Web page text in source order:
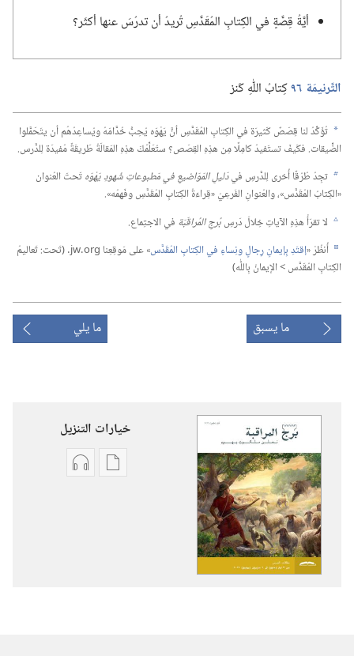
أيَّةُ قِصَّةٍ في الكِتابِ المُقَدَّسِ تُريدُ أن تدرُسَ عنها أكثَر؟‏
التَّرنيمَة ٩٦ كِتابُ اللّٰهِ كَنز
a تُؤَكِّدُ لنا قِصَصٌ كَثيرَة في الكِتابِ المُقَدَّسِ أنَّ يَهْوَه يُحِبُّ خُدَّامَهُ ويُساعِدُهُم أن يتَحَمَّلوا
الضِّيقات.‏ فكَيفَ تستَفيدُ كامِلًا مِن هذِهِ القِصَص؟‏ ستُعَلِّمُكَ هذِهِ المَقالَةُ طَريقَةً مُفيدَة لِلدَّرس.‏
b تجِدُ طُرُقًا أُخرى لِلدَّرسِ فيدَليلِ المَوَاضيعِ في مَطبوعاتِ شُهودِ يَهْوَهتَحتَ العُنوان
«الكِتابُ المُقَدَّس»،‏ والعُنوانِ الفَرعِيّ «‏قِراءَةُ الكِتابِ المُقَدَّسِ وفَهمُه‏».‏
c لا تقرَأْ هذِهِ الآياتِ خِلالَ دَرسِبُرجِ المُراقَبَة في الاجتِماع.‏
d أُنظُرْ «‏إقتَدِ بِإيمانِ رِجالٍ ونِساءٍ في الكِتابِ المُقَدَّس
‏» على مَوقِعِنا jw.‎org.‏ (‏تَحت:‏ تَعاليمُ
الكِتابِ المُقَدَّس >‏ الإيمانُ بِاللّٰه)‏
ما يسبق ما يلي
خيارات التنزيل
خياراتخيارات